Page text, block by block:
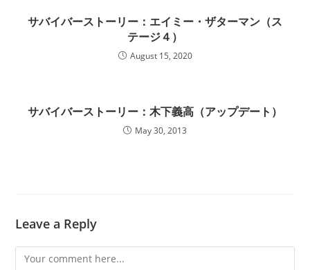
サバイバーストーリー：エイミー・ザターマン（ス
テージ４）
August 15, 2020
サバイバーストーリー：木下義高（アップデート）
May 30, 2013
Leave a Reply
Comment